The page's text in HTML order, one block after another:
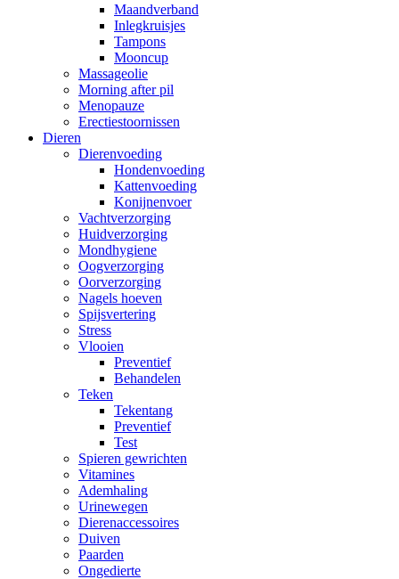
Maandverband
Inlegkruisjes
Tampons
Mooncup
Massageolie
Morning after pil
Menopauze
Erectiestoornissen
Dieren
Dierenvoeding
Hondenvoeding
Kattenvoeding
Konijnenvoer
Vachtverzorging
Huidverzorging
Mondhygiene
Oogverzorging
Oorverzorging
Nagels hoeven
Spijsvertering
Stress
Vlooien
Preventief
Behandelen
Teken
Tekentang
Preventief
Test
Spieren gewrichten
Vitamines
Ademhaling
Urinewegen
Dierenaccessoires
Duiven
Paarden
Ongedierte